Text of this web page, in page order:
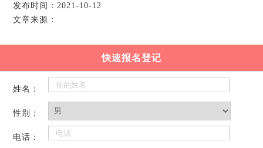
发布时间：2021-10-12
文章来源：
快速报名登记
姓名：
性别：
电话：